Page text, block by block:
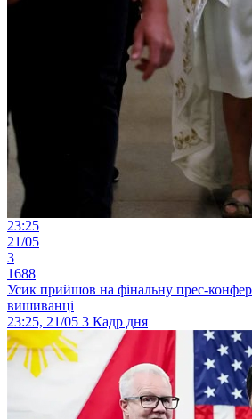
23:25
21/05
3
1688
Усик прийшов на фінальну прес-
вишиванці
23:25, 21/05 3 Кадр дня